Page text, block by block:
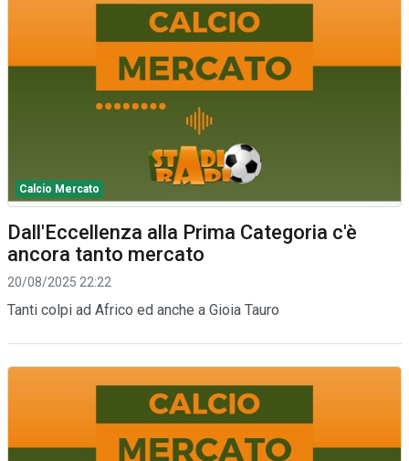
Calcio Mercato
Dall'Eccellenza alla Prima Categoria c'è
ancora tanto mercato
20/08/2025 22:22
Tanti colpi ad Africo ed anche a Gioia Tauro